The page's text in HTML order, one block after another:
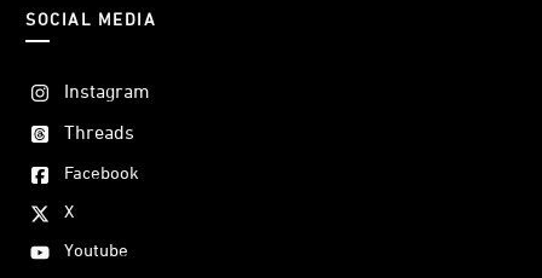
Masalah yang dihadapi saat race lari salah satunya adalah
SOCIAL MEDIA
Instagram
Threads
Facebook
X
Youtube